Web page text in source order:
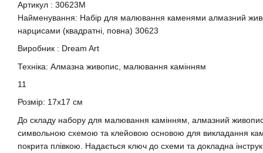
Артикул : 30623M
Найменування: Набір для малювання каменями алмазний
нарцисами (квадратні, повна) 30623
Виробник : Dream Art
Техніка: Алмазна живопис, малювання камінням
11
Розмір: 17x17 см
До складу набору для малювання камінням, алмазний
символьною схемою та клейовою основою для викладання
покрита плівкою. Надається ключ до схеми та докладна